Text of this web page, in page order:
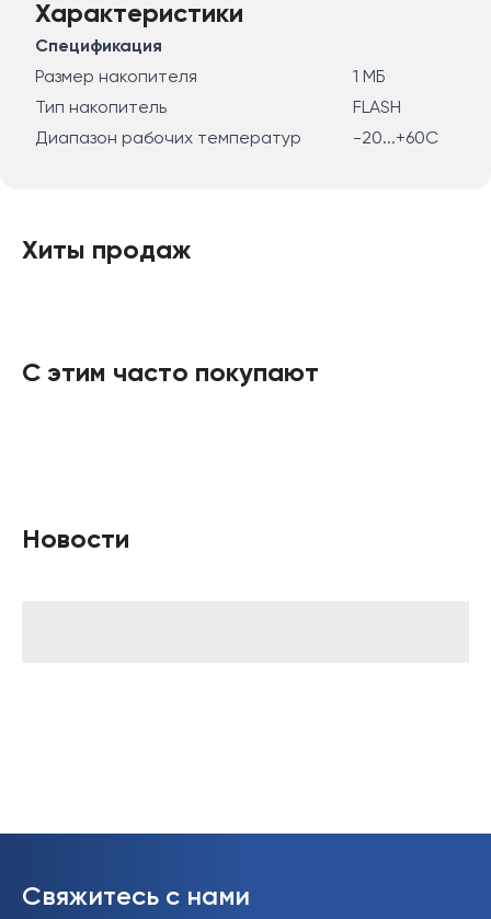
Характеристики
Спецификация
Размер накопителя
1 МБ
Тип накопитель
FLASH
Диапазон рабочих температур
-20...+60C
Хиты продаж
С этим часто покупают
Новости
Свяжитесь с нами